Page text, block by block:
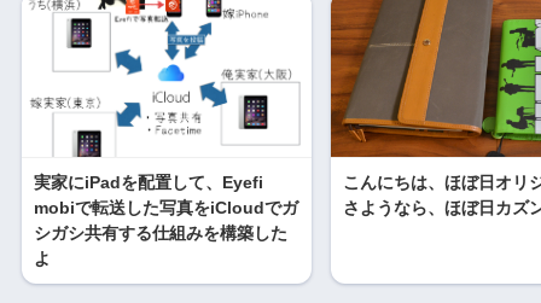
実家にiPadを配置して、Eyefi
mobiで転送した写真をiCloudでガ
シガシ共有する仕組みを構築した
よ
こんにちは、ほぼ日オリ
さようなら、ほぼ日カズ